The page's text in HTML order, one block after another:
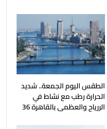
الطقس اليوم الجمعة.. شديد
الحرارة رطب مع نشاط في
الررياح والعظمى بالقاهرة 36